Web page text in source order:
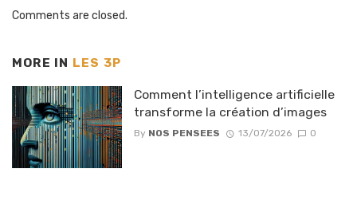
Comments are closed.
MORE IN LES 3P
Comment l’intelligence artificielle
transforme la création d’images
By NOS PENSEES 13/07/2026 0